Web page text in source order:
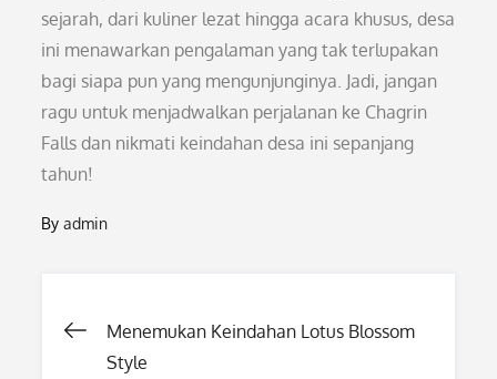
sejarah, dari kuliner lezat hingga acara khusus, desa
ini menawarkan pengalaman yang tak terlupakan
bagi siapa pun yang mengunjunginya. Jadi, jangan
ragu untuk menjadwalkan perjalanan ke Chagrin
Falls dan nikmati keindahan desa ini sepanjang
tahun!
Byadmin
Post
Menemukan Keindahan Lotus Blossom
Style